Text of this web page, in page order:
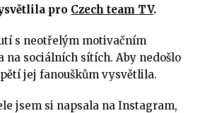
pro Czech team TV.
s neotřelým motivačním
na sociálních sítích. Aby nedošlo
jej fanouškům vysvětlila.
jsem si napsala na Instagram,